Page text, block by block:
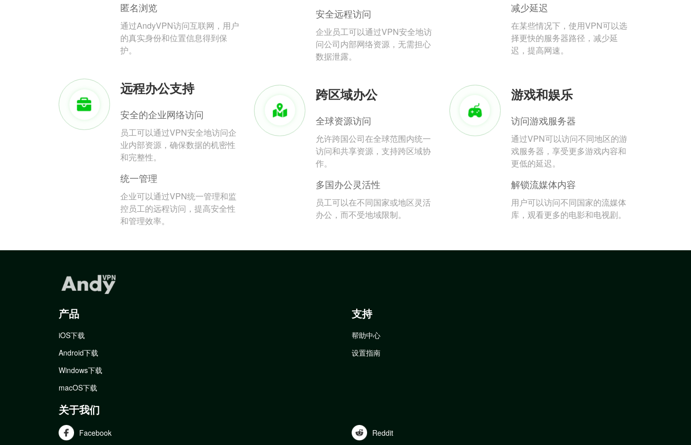
匿名浏览
通过AndyVPN访问互联网，用户
的真实身份和位置信息得到保
护。
安全远程访问
企业员工可以通过VPN安全地访
问公司内部网络资源，无需担心
数据泄露。
减少延迟
在某些情况下，使用VPN可以选
择更快的服务器路径，减少延
迟，提高网速。
远程办公支持
安全的企业网络访问
员工可以通过VPN安全地访问企
业内部资源，确保数据的机密性
和完整性。
统一管理
企业可以通过VPN统一管理和监
控员工的远程访问，提高安全性
和管理效率。
跨区域办公
全球资源访问
允许跨国公司在全球范围内统一
访问和共享资源，支持跨区域协
作。
多国办公灵活性
员工可以在不同国家或地区灵活
办公，而不受地域限制。
游戏和娱乐
访问游戏服务器
通过VPN可以访问不同地区的游
戏服务器，享受更多游戏内容和
更低的延迟。
解锁流媒体内容
用户可以访问不同国家的流媒体
库，观看更多的电影和电视剧。
产品
iOS下载
Android下载
Windows下载
macOS下载
支持
帮助中心
设置指南
关于我们
Facebook Reddit